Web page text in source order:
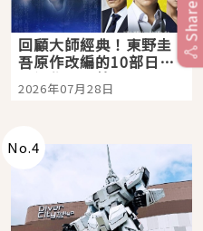
回顧大師經典！東野圭
吾原作改編的10部日本
影視作品推薦
2026年07月28日
No.4
Share